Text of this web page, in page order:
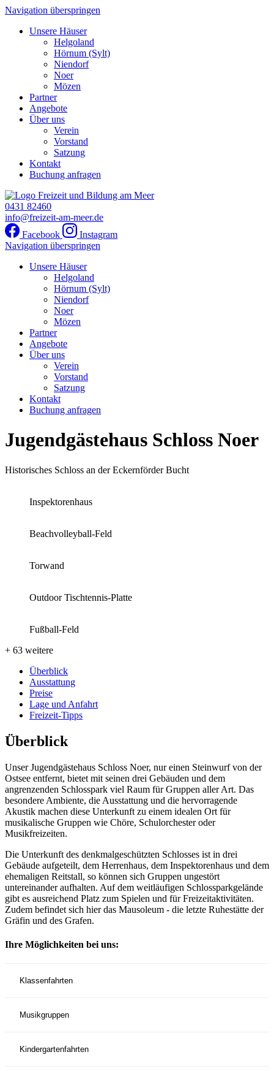
Navigation überspringen
Unsere Häuser
Helgoland
Hörnum (Sylt)
Niendorf
Noer
Mözen
Partner
Angebote
Über uns
Verein
Vorstand
Satzung
Kontakt
Buchung anfragen
0431 82460
info@freizeit-am-meer.de
Facebook
Instagram
Navigation überspringen
Unsere Häuser
Helgoland
Hörnum (Sylt)
Niendorf
Noer
Mözen
Partner
Angebote
Über uns
Verein
Vorstand
Satzung
Kontakt
Buchung anfragen
Jugendgästehaus Schloss Noer
Historisches Schloss an der Eckernförder Bucht
Inspektorenhaus
Beachvolleyball-Feld
Torwand
Outdoor Tischtennis-Platte
Fußball-Feld
+ 63 weitere
Überblick
Ausstattung
Preise
Lage und Anfahrt
Freizeit-Tipps
Überblick
Unser Jugendgästehaus Schloss Noer, nur einen Steinwurf von der
Ostsee entfernt, bietet mit seinen drei Gebäuden und dem
angrenzenden Schlosspark viel Raum für Gruppen aller Art. Das
besondere Ambiente, die Ausstattung und die hervorragende
Akustik machen diese Unterkunft zu einem idealen Ort für
musikalische Gruppen wie Chöre, Schulorchester oder
Musikfreizeiten.
Die Unterkunft des denkmalgeschützten Schlosses ist in drei
Gebäude aufgeteilt, dem Herrenhaus, dem Inspektorenhaus und dem
ehemaligen Reitstall, so können sich Gruppen ungestört
untereinander aufhalten. Auf dem weitläufigen Schlossparkgelände
gibt es ausreichend Platz zum Spielen und für Freizeitaktivitäten.
Zudem befindet sich hier das Mausoleum - die letzte Ruhestätte der
Gräfin und des Grafen.
Ihre Möglichkeiten bei uns:
Klassenfahrten
Musikgruppen
Kindergartenfahrten